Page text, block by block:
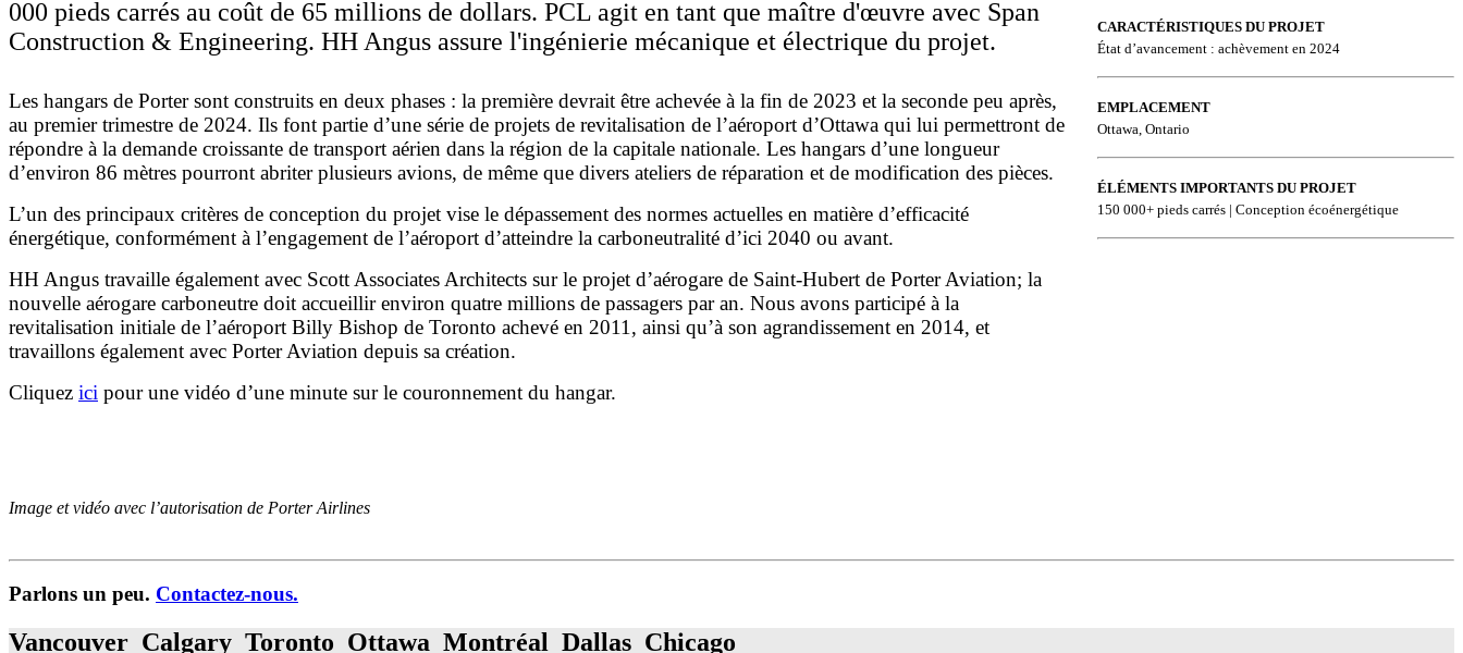
000 pieds carrés au coût de 65 millions de dollars. PCL agit en tant que maître d'œuvre avec Span
Construction & Engineering. HH Angus assure l'ingénierie mécanique et électrique du projet.
Les hangars de Porter sont construits en deux phases : la première devrait être achevée à la fin de 2023 et la seconde peu après,
au premier trimestre de 2024. Ils font partie d’une série de projets de revitalisation de l’aéroport d’Ottawa qui lui permettront de
répondre à la demande croissante de transport aérien dans la région de la capitale nationale. Les hangars d’une longueur
d’environ 86 mètres pourront abriter plusieurs avions, de même que divers ateliers de réparation et de modification des pièces.
L’un des principaux critères de conception du projet vise le dépassement des normes actuelles en matière d’efficacité
énergétique, conformément à l’engagement de l’aéroport d’atteindre la carboneutralité d’ici 2040 ou avant.
HH Angus travaille également avec Scott Associates Architects sur le projet d’aérogare de Saint-Hubert de Porter Aviation; la
nouvelle aérogare carboneutre doit accueillir environ quatre millions de passagers par an. Nous avons participé à la
revitalisation initiale de l’aéroport Billy Bishop de Toronto achevé en 2011, ainsi qu’à son agrandissement en 2014, et
travaillons également avec Porter Aviation depuis sa création.
Cliquez ici pour une vidéo d’une minute sur le couronnement du hangar.
CARACTÉRISTIQUES DU PROJET
État d’avancement : achèvement en 2024
EMPLACEMENT
Ottawa, Ontario
ÉLÉMENTS IMPORTANTS DU PROJET
150 000+ pieds carrés | Conception écoénergétique
Image et vidéo avec l’autorisation de Porter Airlines
Parlons un peu. Contactez-nous.
Vancouver Calgary Toronto Ottawa Montréal Dallas Chicago